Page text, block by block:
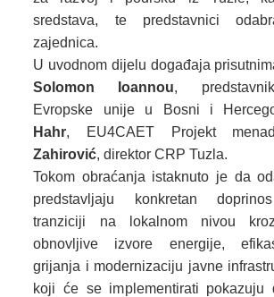
sredstava, te predstavnici
zajednica.
U uvodnom dijelu događaja
Solomon Ioannou,
Evropske unije u Bosni i
Hahr, EU4CAET Projekt
Zahirović, direktor CRP Tuzla.
Tokom obraćanja istaknuto je da
predstavljaju konkretan
tranziciji na lokalnom nivou
obnovljive izvore energije,
grijanja i modernizaciju javne
koji će se implementirati pokazuju